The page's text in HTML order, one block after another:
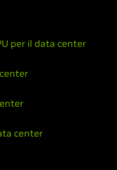
per il data center
center